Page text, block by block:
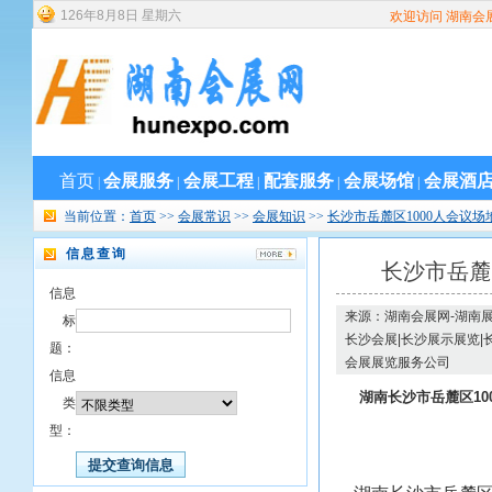
126年8 月 8 日 星期六 欢迎访问 湖南会
首页 会展服务 会展工程 配套服务 会展场馆 会展酒
当前位置： 首页 >> 会展常识 >> 会展知识 >> 长沙市岳麓区1000人会议
信息查询
信息
标
题：
信息
类
型：
长沙市岳
来源：湖南会展网-湖南
长沙会展|长沙展示展览|
会展展览服务公司
湖南长沙市岳麓区